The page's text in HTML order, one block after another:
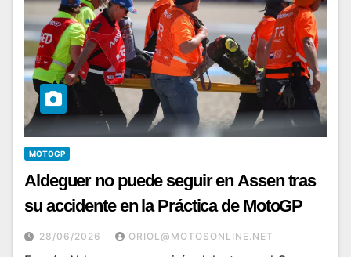
MOTOGP
Aldeguer no puede seguir en Assen tras
su accidente en la Práctica de MotoGP
28/06/2026 ORIOL@MOTOSONLINE.NET